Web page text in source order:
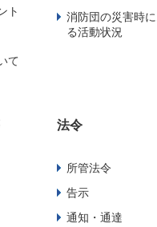
ト
て
消防団の災害時
る活動状況
法令
所管法令
告示
通知・通達